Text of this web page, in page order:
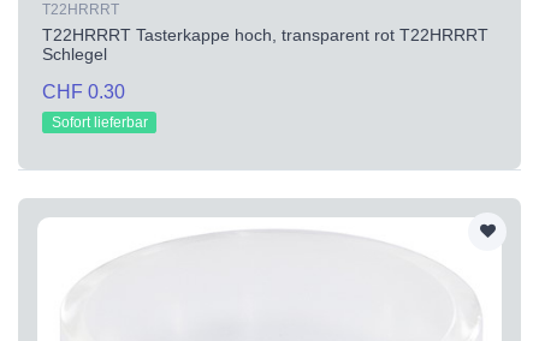
T22HRRRT
T22HRRRT Tasterkappe hoch, transparent rot T22HRRRT
Schlegel
CHF 0.30
Sofort lieferbar